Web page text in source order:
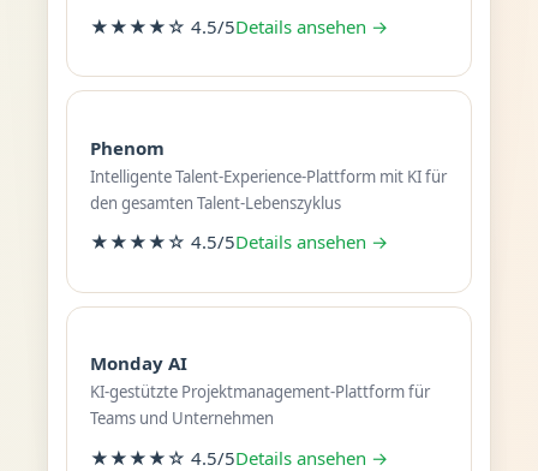
★★★★☆ 4.5/5Details ansehen →
Phenom
Intelligente Talent-Experience-Plattform mit KI für
den gesamten Talent-Lebenszyklus
★★★★☆ 4.5/5Details ansehen →
Monday AI
KI-gestützte Projektmanagement-Plattform für
Teams und Unternehmen
★★★★☆ 4.5/5Details ansehen →